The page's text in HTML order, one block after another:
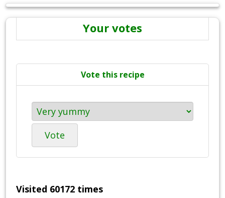
Your votes
Vote this recipe
Vote
Visited 60172 times